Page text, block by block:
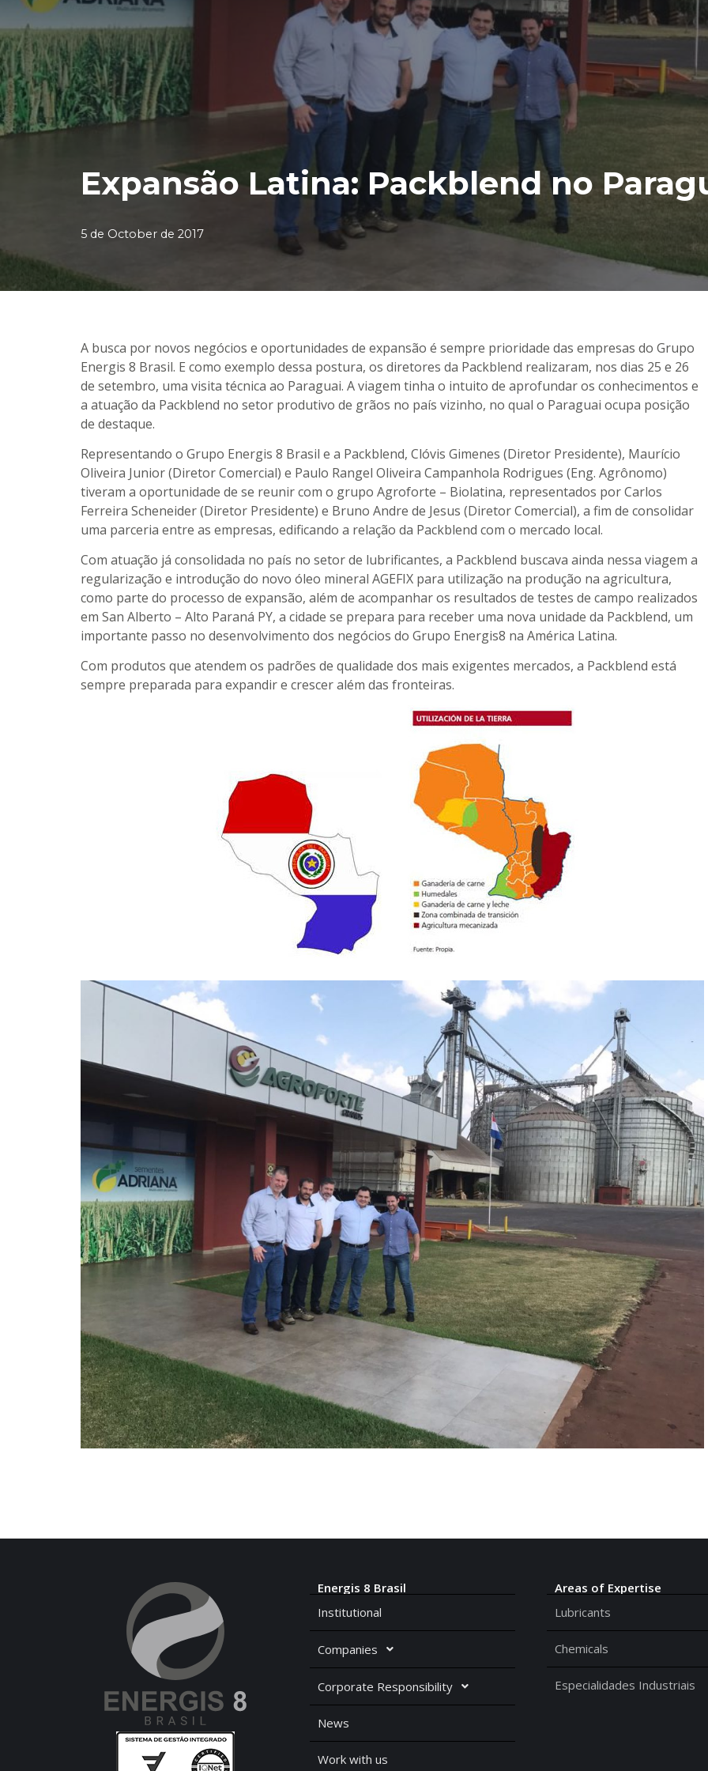
Expansão Latina: Packblend no
5 de October de 2017
A busca por novos negócios e oportunidades de expansão é sempre prioridade das empresas do Grupo
Energis 8 Brasil. E como exemplo dessa postura, os diretores da Packblend realizaram, nos dias 25 e 26
de setembro, uma visita técnica ao Paraguai. A viagem tinha o intuito de aprofundar os conhecimentos e
a atuação da Packblend no setor produtivo de grãos no país vizinho, no qual o Paraguai ocupa posição
de destaque.
Representando o Grupo Energis 8 Brasil e a Packblend, Clóvis Gimenes (Diretor Presidente), Maurício
Oliveira Junior (Diretor Comercial) e Paulo Rangel Oliveira Campanhola Rodrigues (Eng. Agrônomo)
tiveram a oportunidade de se reunir com o grupo Agroforte – Biolatina, representados por Carlos
Ferreira Scheneider (Diretor Presidente) e Bruno Andre de Jesus (Diretor Comercial), a fim de consolidar
uma parceria entre as empresas, edificando a relação da Packblend com o mercado local.
Com atuação já consolidada no país no setor de lubrificantes, a Packblend buscava ainda nessa viagem a
regularização e introdução do novo óleo mineral AGEFIX para utilização na produção na agricultura,
como parte do processo de expansão, além de acompanhar os resultados de testes de campo realizados
em San Alberto – Alto Paraná PY, a cidade se prepara para receber uma nova unidade da Packblend, um
importante passo no desenvolvimento dos negócios do Grupo Energis8 na América Latina.
Com produtos que atendem os padrões de qualidade dos mais exigentes mercados, a Packblend está
sempre preparada para expandir e crescer além das fronteiras.
Energis 8 Brasil
Institutional
Companies
Corporate Responsibility
News
Work with us
Areas of Expertise
Lubricants
Chemicals
Especialidades Industriais